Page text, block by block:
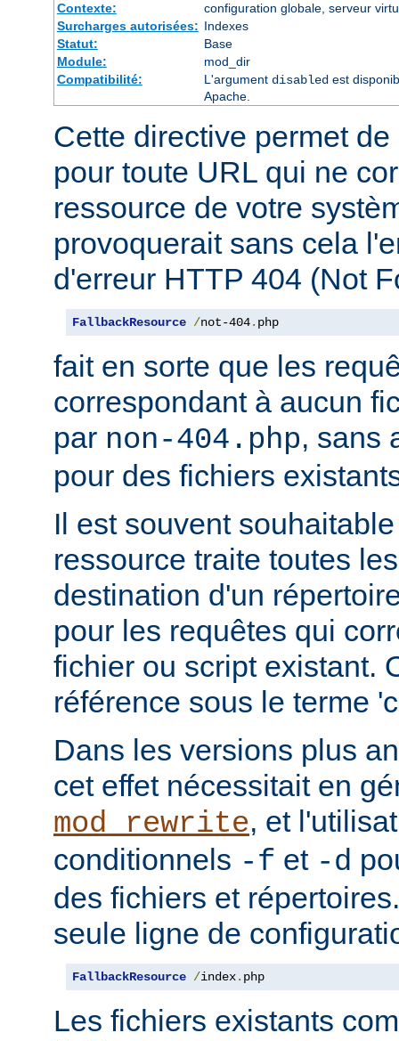
Contexte:
configuration globale, serveur
Surcharges autorisées: Indexes
Statut:
Base
Module:
mod_dir
Compatibilité:
L'argument disabledest
Apache.
Cette directive permet
pour toute URL qui ne
ressource de votre
provoquerait sans cela
d'erreur HTTP 404 (Not
FallbackResource /not-404. php
fait en sorte que les
correspondant à aucun
par non-404.php, sans
pour des fichiers
Il est souvent
ressource traite toutes
destination d'un
pour les requêtes qui
fichier ou script existant.
référence sous le terme
Dans les versions plus
cet effet nécessitait en
mod_rewrite, et
conditionnels -f et -d
des fichiers et
seule ligne de
FallbackResource /index. php
Les fichiers existants